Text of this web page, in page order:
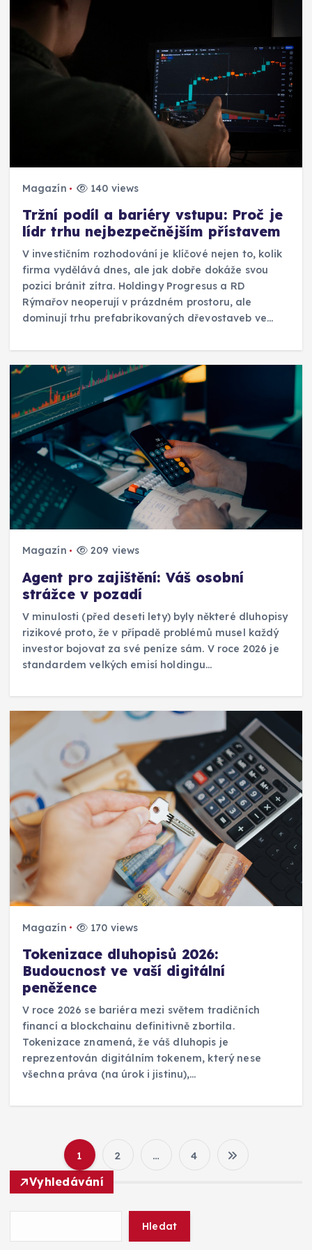
Magazín 140 views
Tržní podíl a bariéry vstupu: Proč je
lídr trhu nejbezpečnějším přístavem
V investičním rozhodování je klíčové nejen to, kolik
firma vydělává dnes, ale jak dobře dokáže svou
pozici bránit zítra. Holdingy Progresus a RD
Rýmařov neoperují v prázdném prostoru, ale
dominují trhu prefabrikovaných dřevostaveb ve…
Magazín 209 views
Agent pro zajištění: Váš osobní
strážce v pozadí
V minulosti (před deseti lety) byly některé dluhopisy
rizikové proto, že v případě problémů musel každý
investor bojovat za své peníze sám. V roce 2026 je
standardem velkých emisí holdingu…
Magazín 170 views
Tokenizace dluhopisů 2026:
Budoucnost ve vaší digitální
peněžence
V roce 2026 se bariéra mezi světem tradičních
financí a blockchainu definitivně zbortila.
Tokenizace znamená, že váš dluhopis je
reprezentován digitálním tokenem, který nese
všechna práva (na úrok i jistinu),…
S
t
r
1 2 … 4
Vyhledávání
Hledat